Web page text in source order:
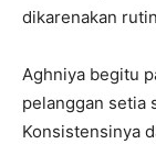
dikarenakan
Aghniya begitu
pelanggan setia
Konsistensinya